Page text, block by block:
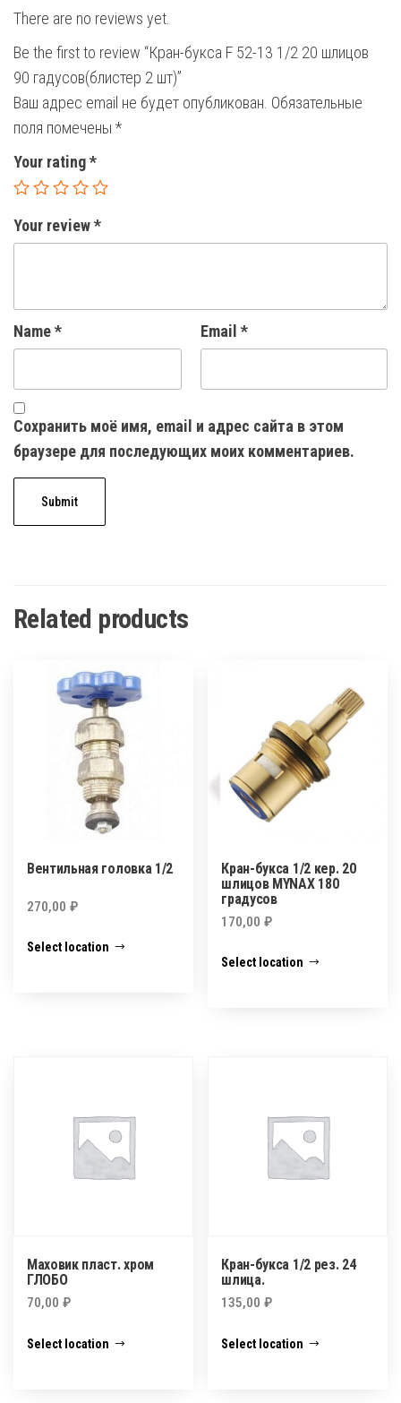
шт)
There are no reviews yet.
Be the first to review “Кран-букса F 52-13 1/2 20 шлицов
90 гадусов(блистер 2 шт)”
Ваш адрес email не будет опубликован. Обязательные
поля помечены *
Your rating*
Your review*
Name* Email *
Сохранить моё имя, email и адрес сайта в этом
браузере для последующих моих комментариев.
Related products
Вентильная головка 1/2
270,00 ₽
Select location
Кран-букса 1/2 кер. 20
шлицов MYNAX 180
градусов
170,00₽
Select location
Маховик пласт. хром
ГЛОБО
70,00 ₽
Select location
Кран-букса 1/2 рез. 24
шлица.
135,00₽
Select location